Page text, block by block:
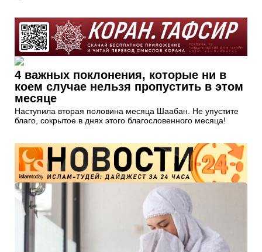
4 важных поклонения, которые ни в
коем случае нельзя пропустить в этом
месяце
Наступила вторая половина месяца Шаабан. Не упустите
благо, сокрытое в днях этого благословенного месяца!